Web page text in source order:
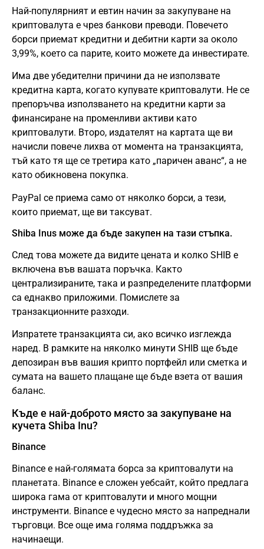
Най-популярният и евтин начин за закупуване на
криптовалута е чрез банкови преводи. Повечето
борси приемат кредитни и дебитни карти за около
3,99%, което са парите, които можете да инвестирате.
Има две убедителни причини да не използвате
кредитна карта, когато купувате криптовалути. Не се
препоръчва използването на кредитни карти за
финансиране на променливи активи като
криптовалути. Второ, издателят на картата ще ви
начисли повече лихва от момента на транзакцията,
тъй като тя ще се третира като „паричен аванс“, а не
като обикновена покупка.
PayPal се приема само от няколко борси, а тези,
които приемат, ще ви таксуват.
Shiba Inus може да бъде закупен на тази стъпка.
След това можете да видите цената и колко SHIB е
включена във вашата поръчка. Както
централизираните, така и разпределените платформи
са еднакво приложими. Помислете за
транзакционните разходи.
Изпратете транзакцията си, ако всичко изглежда
наред. В рамките на няколко минути SHIB ще бъде
депозиран във вашия крипто портфейл или сметка и
сумата на вашето плащане ще бъде взета от вашия
баланс.
Къде е най-доброто място за закупуване на
кучета Shiba Inu?
Binance
Binance е най-голямата борса за криптовалути на
планетата. Binance е сложен уебсайт, който предлага
широка гама от криптовалути и много мощни
инструменти. Binance е чудесно място за напреднали
търговци. Все още има голяма поддръжка за
начинаещи.